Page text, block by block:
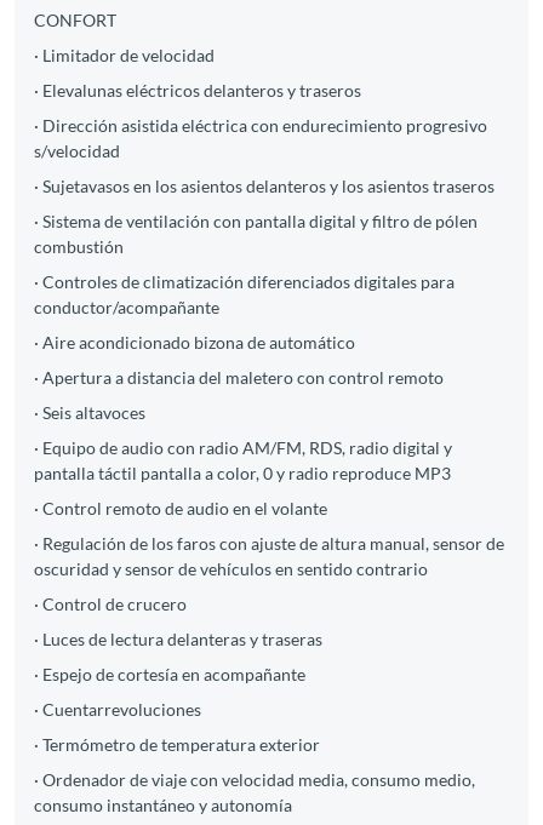
CONFORT
· Limitador de velocidad
· Elevalunas eléctricos delanteros y traseros
· Dirección asistida eléctrica con endurecimiento progresivo
s/velocidad
· Sujetavasos en los asientos delanteros y los asientos traseros
· Sistema de ventilación con pantalla digital y filtro de pólen
combustión
· Controles de climatización diferenciados digitales para
conductor/acompañante
· Aire acondicionado bizona de automático
· Apertura a distancia del maletero con control remoto
· Seis altavoces
· Equipo de audio con radio AM/FM, RDS, radio digital y
pantalla táctil pantalla a color, 0 y radio reproduce MP3
· Control remoto de audio en el volante
· Regulación de los faros con ajuste de altura manual, sensor de
oscuridad y sensor de vehículos en sentido contrario
· Control de crucero
· Luces de lectura delanteras y traseras
· Espejo de cortesía en acompañante
· Cuentarrevoluciones
· Termómetro de temperatura exterior
· Ordenador de viaje con velocidad media, consumo medio,
consumo instantáneo y autonomía